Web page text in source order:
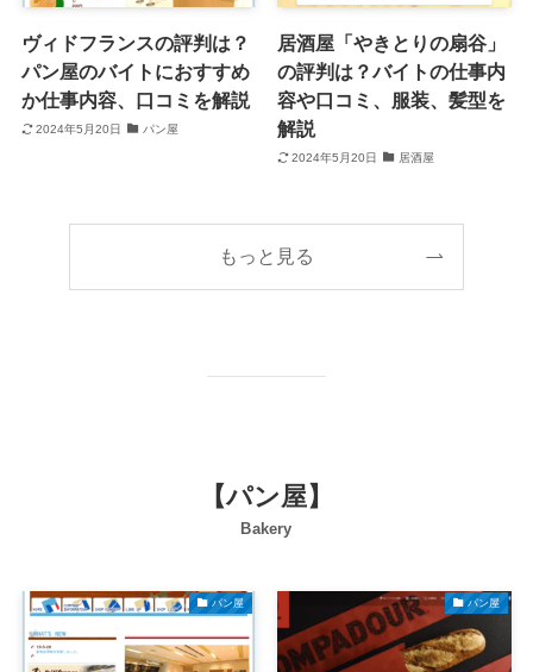
ヴィドフランスの評判は？
パン屋のバイトにおすすめ
か仕事内容、口コミを解説
2024年5月20日 パン屋
居酒屋「やきとりの扇谷」
の評判は？バイトの仕事内
容や口コミ、服装、髪型を
解説
2024年5月20日 居酒屋
もっと見る
【パン屋】
Bakery
パン屋 パン屋